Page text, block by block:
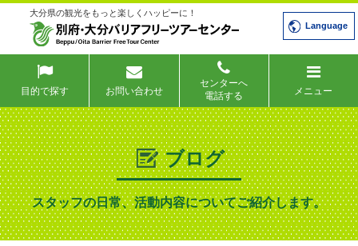
大分県の観光をもっと楽しくハッピーに！
Language
目的で探す お問い合わせ
センターへ
電話する
メニュー
ブログ
スタッフの日常、活動内容についてご紹介します。